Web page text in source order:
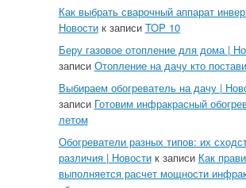
Как выбрать сварочный аппарат
Новостик записи TOP 10
Беру газовое отопление для дома |
записи Отопление на дачу кто
Выбираем обогреватель на дачу |
записи Готовим инфракрасный
летом
Обогреватели разных типов: их
различия | Новостик записи Как
выполняется расчет мощности